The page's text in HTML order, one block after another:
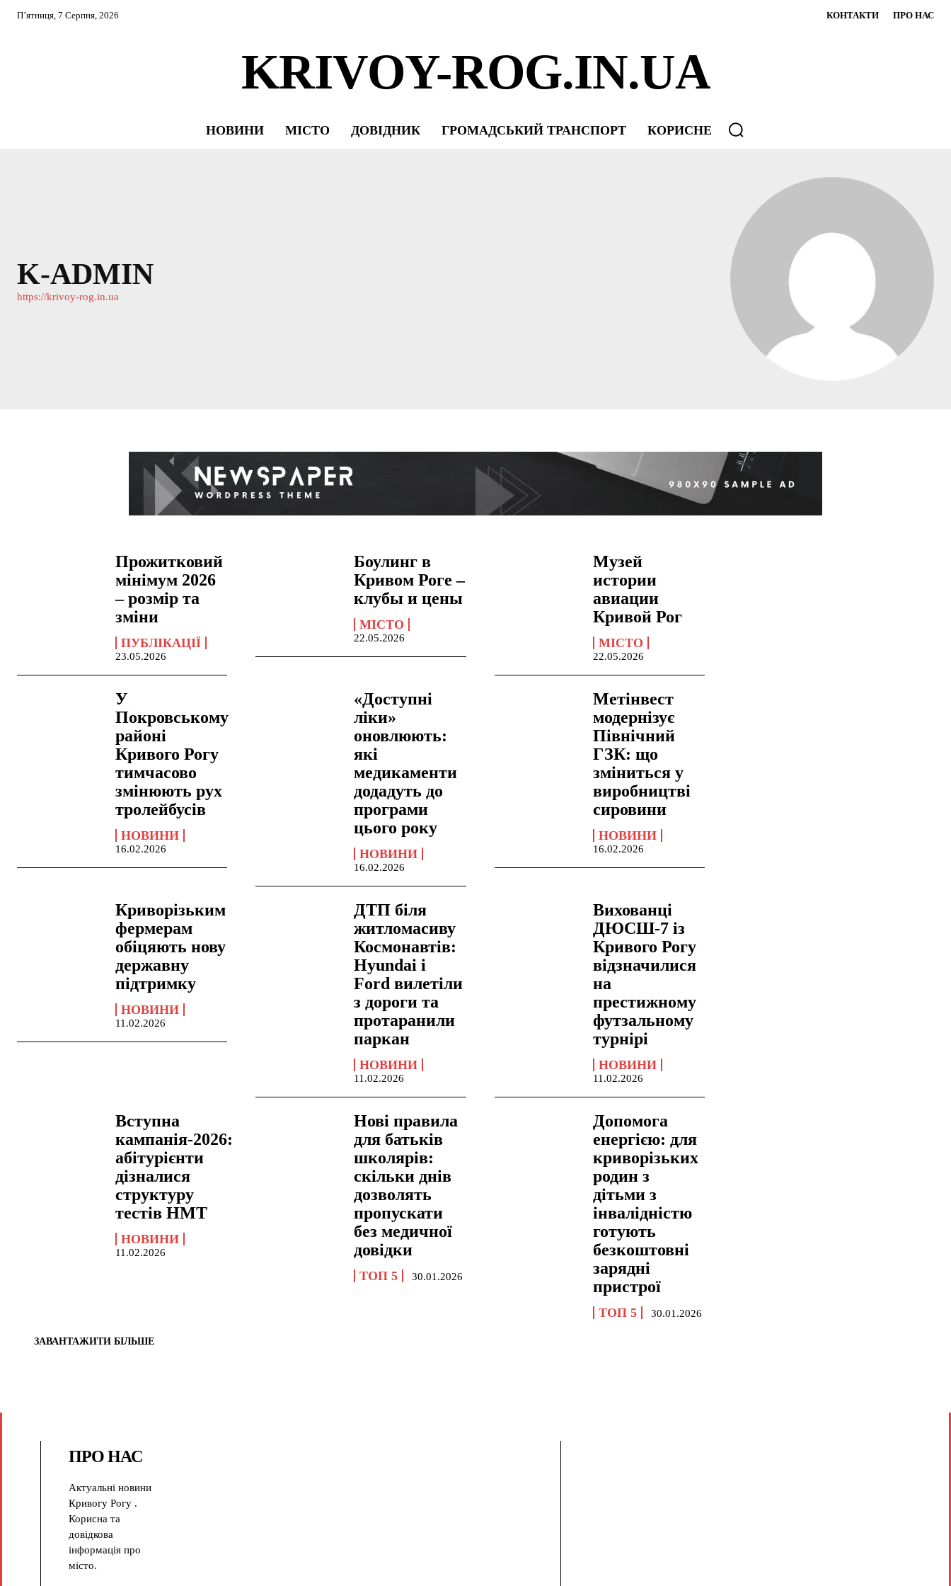
П’ятниця, 7 Серпня, 2026 КОНТАКТИ ПРО НАС
KRIVOY-ROG.IN.UA
НОВИНИ МІСТО ДОВІДНИК ГРОМАДСЬКИЙ ТРАНСПОРТ КОРИСНЕ
K-ADMIN
https://krivoy-rog.in.ua
Прожитковий
мінімум 2026
– розмір та
зміни
ПУБЛІКАЦІЇ
23.05.2026
Боулинг в
Кривом Роге –
клубы и цены
МІСТО
22.05.2026
Музей
истории
авиации
Кривой Рог
МІСТО
22.05.2026
У
Покровському
районі
Кривого Рогу
тимчасово
змінюють рух
тролейбусів
НОВИНИ
16.02.2026
«Доступні
ліки»
оновлюють:
які
медикаменти
додадуть до
програми
цього року
НОВИНИ
16.02.2026
Метінвест
модернізує
Північний
ГЗК: що
зміниться у
виробництві
сировини
НОВИНИ
16.02.2026
Криворізьким
фермерам
обіцяють нову
державну
підтримку
НОВИНИ
11.02.2026
ДТП біля
житломасиву
Космонавтів:
Hyundai і
Ford вилетіли
з дороги та
протаранили
паркан
НОВИНИ
11.02.2026
Вихованці
ДЮСШ-7 із
Кривого Рогу
відзначилися
на
престижному
футзальному
турнірі
НОВИНИ
11.02.2026
Вступна
кампанія-2026:
абітурієнти
дізналися
структуру
тестів НМТ
НОВИНИ
11.02.2026
Нові правила
для батьків
школярів:
скільки днів
дозволять
пропускати
без медичної
довідки
ТОП 5 30.01.2026
Допомога
енергією: для
криворізьких
родин з
дітьми з
інвалідністю
готують
безкоштовні
зарядні
пристрої
ТОП 5 30.01.2026
ЗАВАНТАЖИТИ БІЛЬШЕ
ПРО НАС
Актуальні новини
Кривогу Рогу .
Корисна та
довідкова
інформація про
місто.